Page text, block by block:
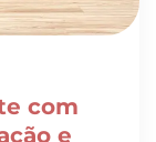
com
e